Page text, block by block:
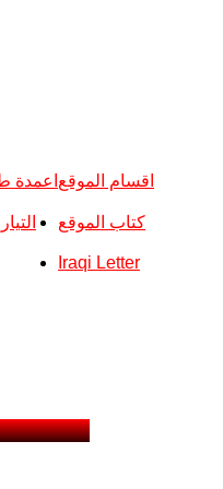
اقسام الموقع اعمدة
كتاب الموقع
Iraqi Letter